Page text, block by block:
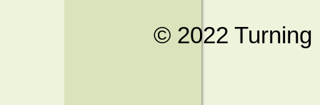
© 2022 Turning